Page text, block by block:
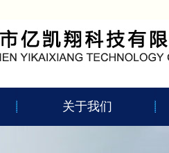
关于我们